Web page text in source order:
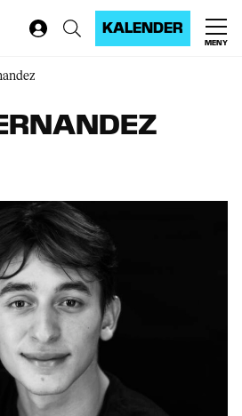
KALENDER
MENY